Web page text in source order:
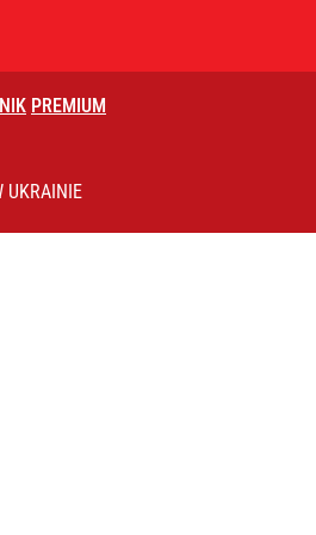
PREMIUM
dokument
UKRAINIE